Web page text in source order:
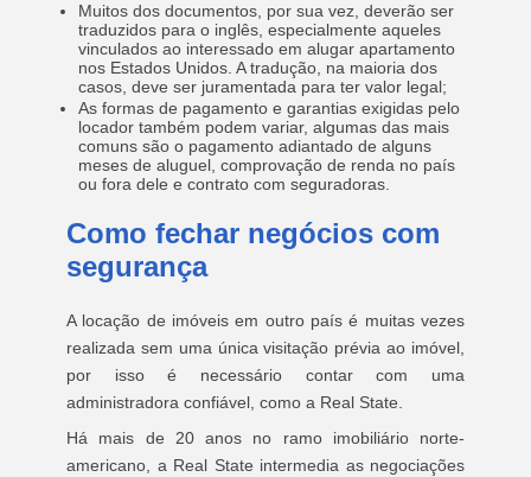
Muitos dos documentos, por sua vez, deverão ser
traduzidos para o inglês, especialmente aqueles
vinculados ao interessado em alugar apartamento
nos Estados Unidos. A tradução, na maioria dos
casos, deve ser juramentada para ter valor legal;
As formas de pagamento e garantias exigidas pelo
locador também podem variar, algumas das mais
comuns são o pagamento adiantado de alguns
meses de aluguel, comprovação de renda no país
ou fora dele e contrato com seguradoras.
Como fechar negócios com
segurança
A locação de imóveis em outro país é muitas vezes
realizada sem uma única visitação prévia ao imóvel,
por isso é necessário contar com uma
administradora confiável, como a Real State.
Há mais de 20 anos no ramo imobiliário norte-
americano, a Real State intermedia as negociações